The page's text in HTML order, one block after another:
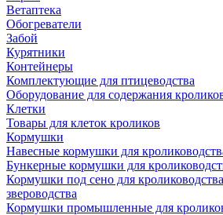
Ветаптека
Обогреватели
Забой
Курятники
Контейнеры
Комплектующие для птицеводства
Оборудование для содержания
Клетки
Товары для клеток кроликов
Кормушки
Навесные кормушки для
Бункерные кормушки для
Кормушки под сено для
звероводства
Кормушки промышленные для